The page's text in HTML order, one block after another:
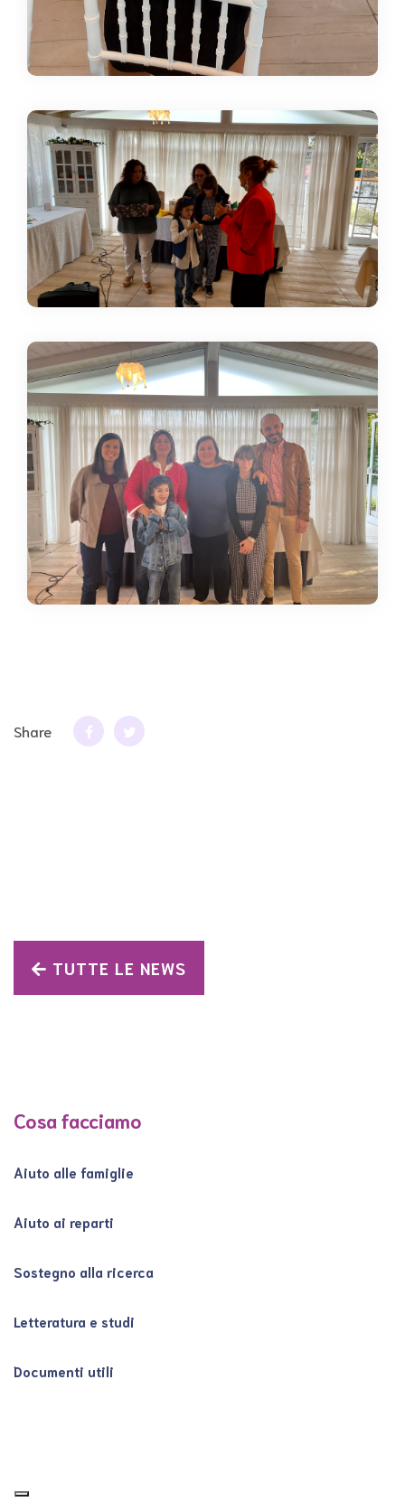
Share
TUTTE LE NEWS
Cosa facciamo
Aiuto alle famiglie
Aiuto ai reparti
Sostegno alla ricerca
Letteratura e studi
Documenti utili